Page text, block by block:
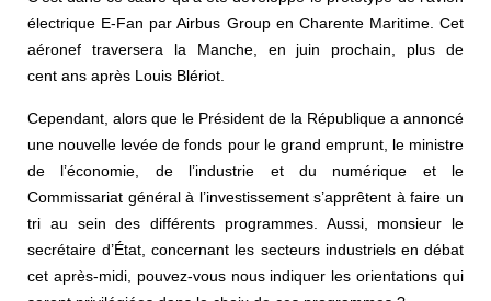
électrique E-Fan par Airbus Group en Charente Maritime. Cet
aéronef traversera la Manche, en juin prochain, plus de
cent ans après Louis Blériot.
Cependant, alors que le Président de la République a annoncé
une nouvelle levée de fonds pour le grand emprunt, le ministre
de l’économie, de l’industrie et du numérique et le
Commissariat général à l’investissement s’apprêtent à faire un
tri au sein des différents programmes. Aussi, monsieur le
secrétaire d’État, concernant les secteurs industriels en débat
cet après-midi, pouvez-vous nous indiquer les orientations qui